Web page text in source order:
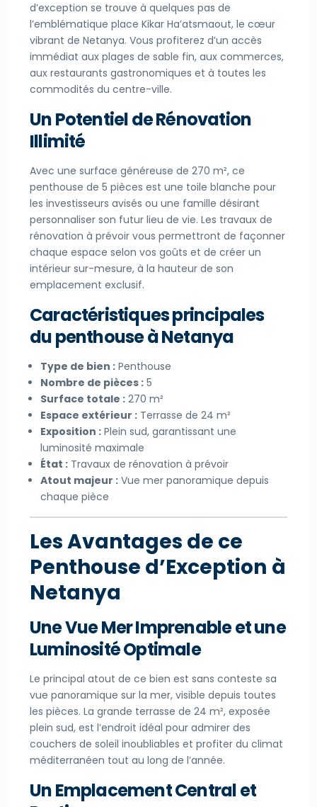
d’exception se trouve à quelques pas de
l’emblématique place Kikar Ha’atsmaout, le cœur
vibrant de Netanya. Vous profiterez d’un accès
immédiat aux plages de sable fin, aux commerces,
aux restaurants gastronomiques et à toutes les
commodités du centre-ville.
Un Potentiel de Rénovation
Illimité
Avec une surface généreuse de 270 m², ce
penthouse de 5 pièces est une toile blanche pour
les investisseurs avisés ou une famille désirant
personnaliser son futur lieu de vie. Les travaux de
rénovation à prévoir vous permettront de façonner
chaque espace selon vos goûts et de créer un
intérieur sur-mesure, à la hauteur de son
emplacement exclusif.
Caractéristiques principales
du penthouse à Netanya
Type de bien : Penthouse
Nombre de pièces : 5
Surface totale : 270 m²
Espace extérieur : Terrasse de 24 m²
Exposition : Plein sud, garantissant une
luminosité maximale
État : Travaux de rénovation à prévoir
Atout majeur : Vue mer panoramique depuis
chaque pièce
Les Avantages de ce
Penthouse d’Exception à
Netanya
Une Vue Mer Imprenable et une
Luminosité Optimale
Le principal atout de ce bien est sans conteste sa
vue panoramique sur la mer, visible depuis toutes
les pièces. La grande terrasse de 24 m², exposée
plein sud, est l’endroit idéal pour admirer des
couchers de soleil inoubliables et profiter du climat
méditerranéen tout au long de l’année.
Un Emplacement Central et